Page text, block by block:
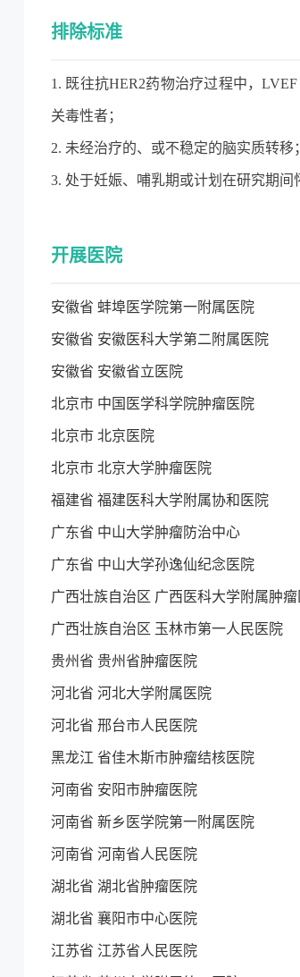
排除标准
1. 既往抗HER2药物治疗过程中，
关毒性者；
2. 未经治疗的、或不稳定的脑实质转移；
3. 处于妊娠、哺乳期或计划在研究期间
开展医院
安徽省 蚌埠医学院第一附属医院
安徽省 安徽医科大学第二附属医院
安徽省 安徽省立医院
北京市 中国医学科学院肿瘤医院
北京市 北京医院
北京市 北京大学肿瘤医院
福建省 福建医科大学附属协和医院
广东省 中山大学肿瘤防治中心
广东省 中山大学孙逸仙纪念医院
广西壮族自治区 广西医科大学附属肿
广西壮族自治区 玉林市第一人民医院
贵州省 贵州省肿瘤医院
河北省 河北大学附属医院
河北省 邢台市人民医院
黑龙江 省佳木斯市肿瘤结核医院
河南省 安阳市肿瘤医院
河南省 新乡医学院第一附属医院
河南省 河南省人民医院
湖北省 湖北省肿瘤医院
湖北省 襄阳市中心医院
江苏省 江苏省人民医院